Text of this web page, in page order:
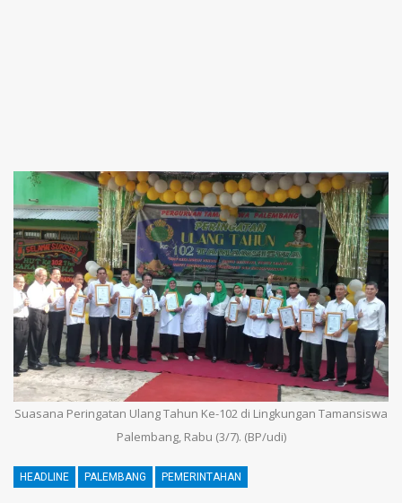
Suasana Peringatan Ulang Tahun Ke-102 di Lingkungan Tamansiswa
Palembang, Rabu (3/7). (BP/udi)
HEADLINE PALEMBANG PEMERINTAHAN